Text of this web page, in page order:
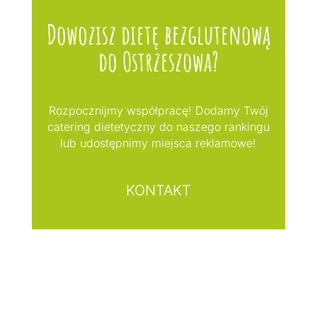
Dowozisz dietę bezglutenową
do Ostrzeszowa?
Rozpocznijmy współpracę! Dodamy Twój
catering dietetyczny do naszego rankingu
lub udostępnimy miejsca reklamowe!
KONTAKT